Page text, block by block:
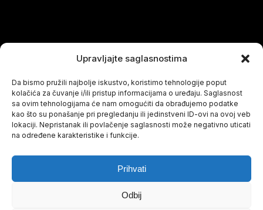
Upravljajte saglasnostima
Da bismo pružili najbolje iskustvo, koristimo tehnologije poput
kolačića za čuvanje i/ili pristup informacijama o uređaju. Saglasnost
sa ovim tehnologijama će nam omogućiti da obrađujemo podatke
kao što su ponašanje pri pregledanju ili jedinstveni ID-ovi na ovoj veb
lokaciji. Nepristanak ili povlačenje saglasnosti može negativno uticati
na određene karakteristike i funkcije.
Prihvati
Odbij
za:
Obrenovićeva 42, 18000 Niš
+381 185 11 288
Politika privatnosti|Politika kolačića